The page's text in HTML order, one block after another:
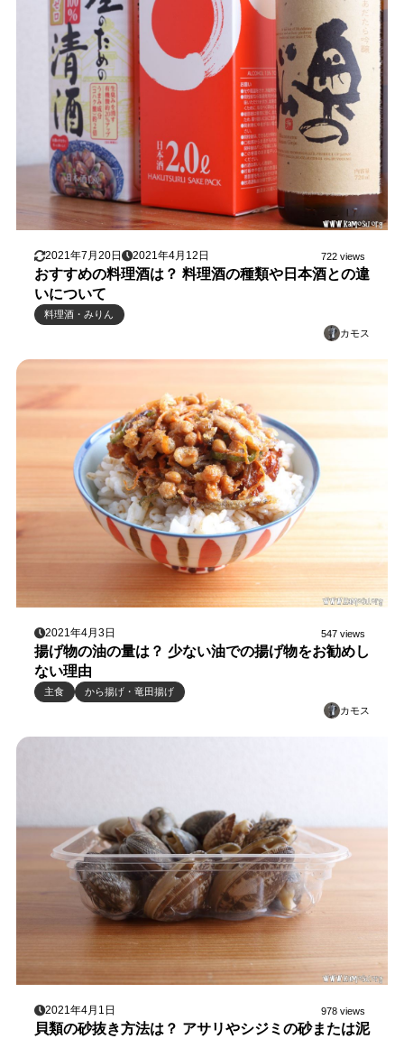
2021年7月20日 2021年4月12日 722 views
おすすめの料理酒は？ 料理酒の種類や日本酒との違
いについて
料理酒・みりん
カモス
2021年4月3日 547 views
揚げ物の油の量は？ 少ない油での揚げ物をお勧めし
ない理由
主食
から揚げ・竜田揚げ
カモス
2021年4月1日 978 views
貝類の砂抜き方法は？ アサリやシジミの砂または泥